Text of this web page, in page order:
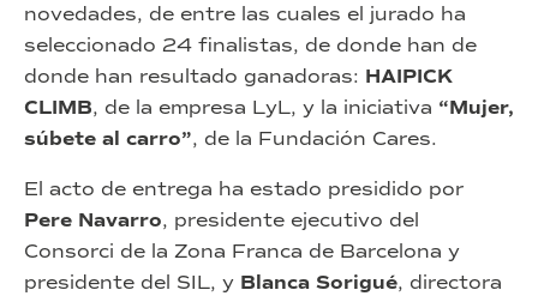
novedades, de entre las cuales el jurado ha
seleccionado 24 finalistas, de donde han de
donde han resultado ganadoras: HAIPICK
CLIMB, de la empresa LyL, y la iniciativa “Mujer,
súbete al carro”, de la Fundación Cares.
El acto de entrega ha estado presidido por
Pere Navarro, presidente ejecutivo del
Consorci de la Zona Franca de Barcelona y
presidente del SIL, y Blanca Sorigué, directora